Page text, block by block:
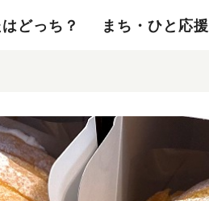
どっち？ まち・ひと応援